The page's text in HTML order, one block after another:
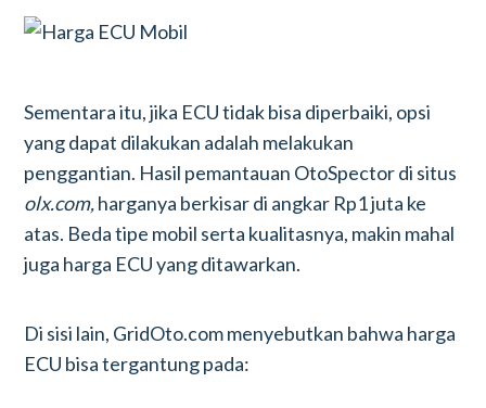
Sementara itu, jika ECU tidak bisa diperbaiki, opsi
yang dapat dilakukan adalah melakukan
penggantian. Hasil pemantauan OtoSpector di situs
olx.com,harganya berkisar di angkar Rp1 juta ke
atas. Beda tipe mobil serta kualitasnya, makin mahal
juga harga ECU yang ditawarkan.
Di sisi lain, GridOto.com menyebutkan bahwa harga
ECU bisa tergantung pada: